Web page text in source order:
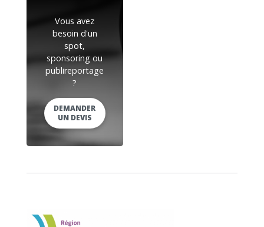
Vous avez
besoin d'un
spot,
sponsoring ou
publireportage
?
DEMANDER
UN DEVIS